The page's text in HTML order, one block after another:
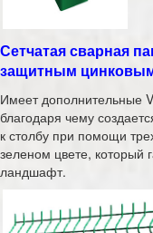
Сетчатая сварная
защитным
Имеет дополнительные
благодаря чему
к столбу при помощи
зеленом цвете, который
ландшафт.